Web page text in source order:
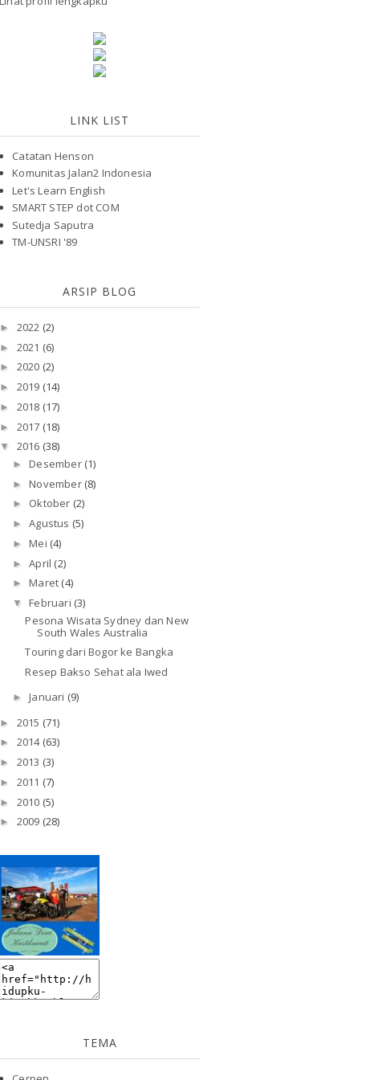
LINK LIST
Catatan Henson
Komunitas Jalan2 Indonesia
Let's Learn English
SMART STEP dot COM
Sutedja Saputra
TM-UNSRI '89
ARSIP BLOG
► 2022 (2)
► 2021 (6)
► 2020 (2)
► 2019 (14)
► 2018 (17)
► 2017 (18)
▼ 2016 (38)
►Desember (1)
►November (8)
► Oktober (2)
►Agustus (5)
►Mei (4)
►April (2)
►Maret (4)
▼Februari (3)
Pesona Wisata Sydney dan New
South Wales Australia
Touring dari Bogor ke Bangka
Resep Bakso Sehat ala Iwed
►Januari (9)
► 2015 (71)
► 2014 (63)
► 2013 (3)
► 2011 (7)
► 2010 (5)
► 2009 (28)
TEMA